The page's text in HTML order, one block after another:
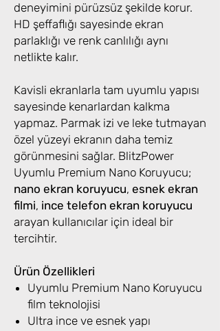
deneyimini pürüzsüz şekilde korur.
HD şeffaflığı sayesinde ekran
parlaklığı ve renk canlılığı aynı
netlikte kalır.
Kavisli ekranlarla tam uyumlu yapısı
sayesinde kenarlardan kalkma
yapmaz. Parmak izi ve leke tutmayan
özel yüzeyi ekranın daha temiz
görünmesini sağlar. BlitzPower
Uyumlu Premium Nano Koruyucu;
nano ekran koruyucu, esnek ekran
filmi, ince telefon ekran koruyucu
arayan kullanıcılar için ideal bir
tercihtir.
Ürün Özellikleri
Uyumlu Premium Nano Koruyucu
film teknolojisi
Ultra ince ve esnek yapı